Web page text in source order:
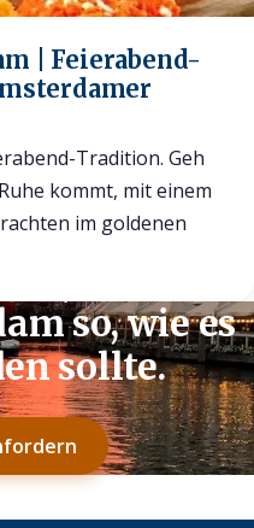
| Feierabend-
Tradition. Geh
kommt, mit einem
im goldenen
so, wie es
sollte.